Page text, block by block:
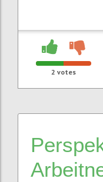
2 votes